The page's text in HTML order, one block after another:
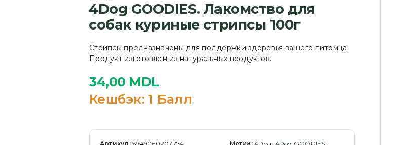
4Dog GOODIES. Лакомство для
собак куриные стрипсы 100г
Стрипсы предназначены для поддержки здоровья вашего питомца.
Продукт изготовлен из натуральных продуктов.
34,00 MDL
Кешбэк: 1 Балл